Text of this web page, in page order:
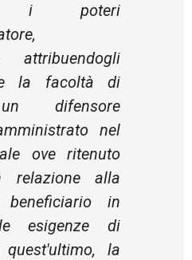
i poteri
attribuendogli
la facoltà di
difensore
nel
ove ritenuto
relazione alla
in
esigenze di
la